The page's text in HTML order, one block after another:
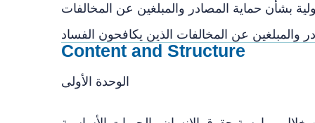
بشأن حماية المصادر والمبلغين عن المخالفات
Content and Structure